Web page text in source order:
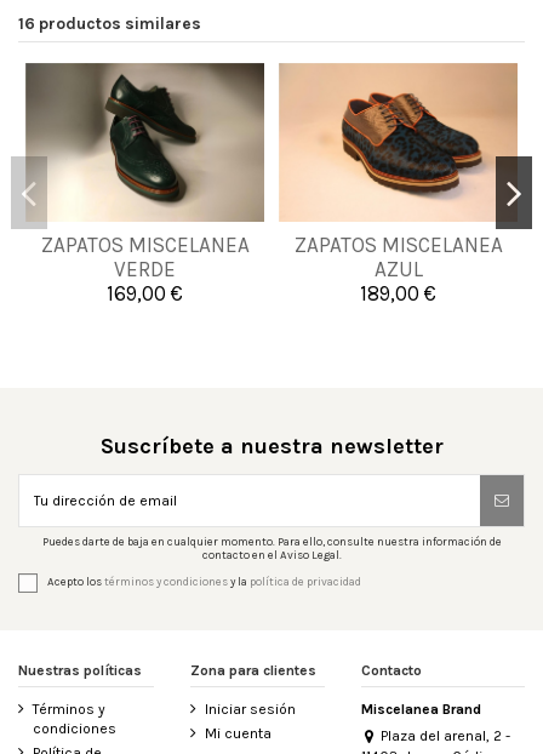
16 productos similares
ZAPATOS MISCELANEA
VERDE
169,00 €
40 41 44 48
Añadir al carrito
ZAPATOS MISCELANEA
AZUL
189,00 €
40 41 42
43
Suscríbete a nuestra newsletter
Puedes darte de baja en cualquier momento. Para ello, consulte nuestra información de
contacto en el Aviso Legal.
Acepto lostérminos y condicionesy la política de privacidad
Nuestras políticas
Términos y
condiciones
Zona para clientes
Iniciar sesión
Mi cuenta
Contacto
Miscelanea Brand
Plaza del arenal, 2 -